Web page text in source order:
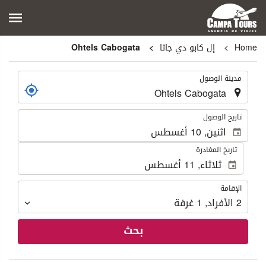
Home إل كابو دي جاتا
. مدينة الوصول
. تاريخ الوصول
تاريخ المغادرة
الإقامة
الإقامة
2 الأفراد,
1غرفة
بحث